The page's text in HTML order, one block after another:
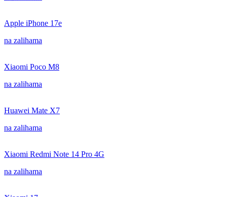
Apple iPhone 17e
na zalihama
Xiaomi Poco M8
na zalihama
Huawei Mate X7
na zalihama
Xiaomi Redmi Note 14 Pro 4G
na zalihama